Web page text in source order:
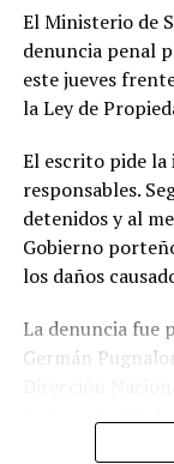
ciudadana
El referente
desarrollo de las
consideran que
participación
En cuanto a los
internacional
sesión del
resolución
El Ministerio de
denuncia penal
este jueves
la Ley de
El escrito pide
responsables.
detenidos y al
Gobierno
los daños
La denuncia fue
Germán
Ministerio de